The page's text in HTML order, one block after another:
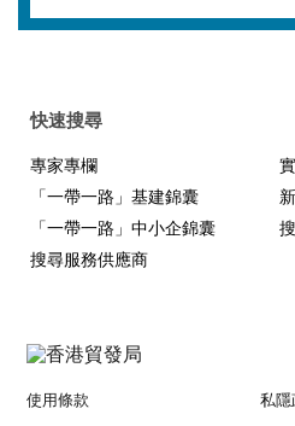
快速搜尋
專家專欄
「一帶一路」基建錦囊
「一帶一路」中小企錦囊
搜尋服務供應商
使用條款 私隱